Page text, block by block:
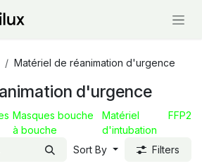
Matériel de réanimation d'urgence
d'urgence
Masques bouche
à bouche
Matériel
d'intubation
FFP2
Sort By Filters